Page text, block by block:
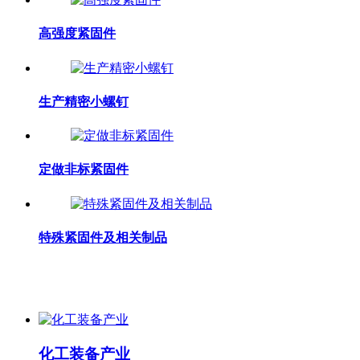
高强度紧固件
生产精密小螺钉
定做非标紧固件
特殊紧固件及相关制品
化工装备产业